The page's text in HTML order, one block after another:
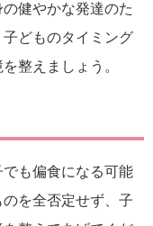
健やかな発達のた
どものタイミング
整えましょう。
も偏食になる可能
を全否定せず、子